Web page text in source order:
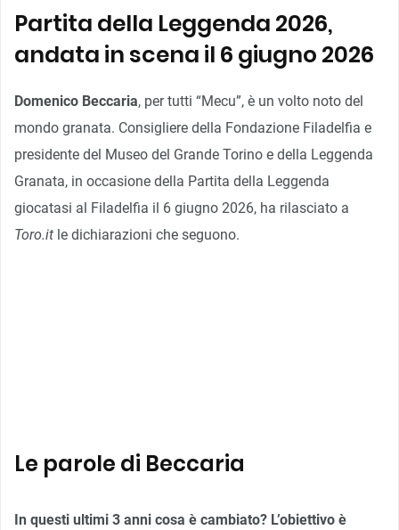
Partita della Leggenda 2026,
andata in scena il 6 giugno 2026
Domenico Beccaria, per tutti “Mecu”, è un volto noto del
mondo granata. Consigliere della Fondazione Filadelfia e
presidente del Museo del Grande Torino e della Leggenda
Granata, in occasione della Partita della Leggenda
giocatasi al Filadelfia il 6 giugno 2026, ha rilasciato a
Toro.it le dichiarazioni che seguono.
Le parole di Beccaria
In questi ultimi 3 anni cosa è cambiato? L’obiettivo è